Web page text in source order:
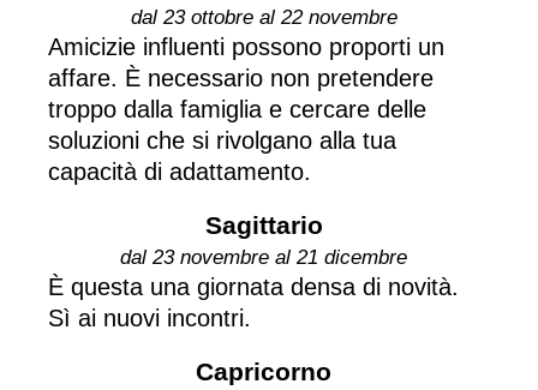
dal 23 ottobre al 22 novembre
Amicizie influenti possono proporti un
affare. È necessario non pretendere
troppo dalla famiglia e cercare delle
soluzioni che si rivolgano alla tua
capacità di adattamento.
Sagittario
dal 23 novembre al 21 dicembre
È questa una giornata densa di novità.
Sì ai nuovi incontri.
Capricorno